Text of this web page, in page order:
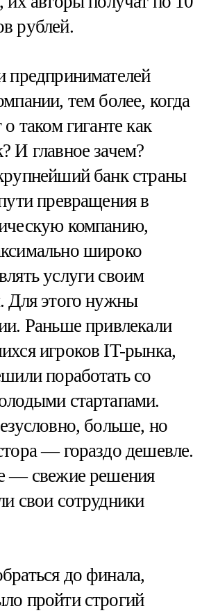
рублей.
предпринимателей
тем более, когда
о таком гиганте как
И главное зачем?
банк страны
превращения в
компанию,
широко
услуги своим
Для этого нужны
Раньше привлекали
игроков IT-рынка,
поработать со
стартапами.
больше, но
— гораздо дешевле.
— свежие решения
свои сотрудники
до финала,
пройти строгий